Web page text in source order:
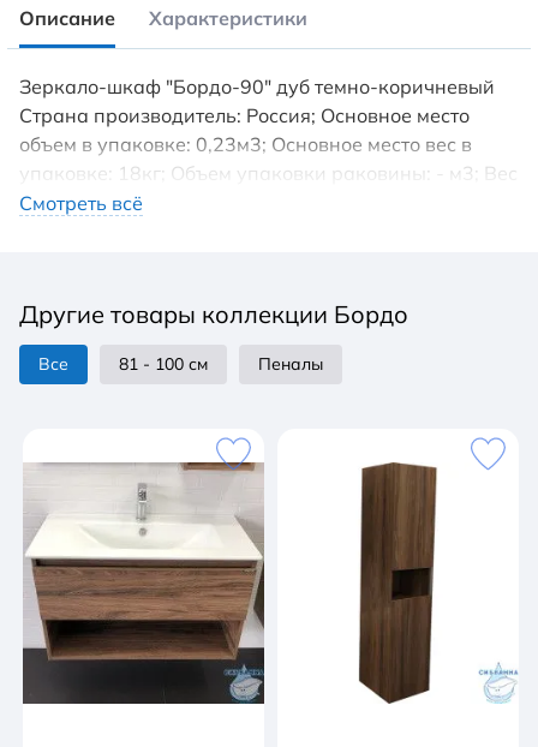
Описание Характеристики
Зеркало-шкаф "Бордо-90" дуб темно-коричневый
Страна производитель: Россия; Основное место
объем в упаковке: 0,23м3; Основное место вес в
упаковке: 18кг; Объем упаковки раковины: - м3; Вес
упаковки раковины: - кг. Зеркальное
закрывания. За дверцей две горизонтальных полки.
Зеркало-шкаф состоит из одного элемента -
зеркала со шкафчиком - поэтому универсально,
Смотреть всё
Другие товары коллекции Бордо
Все 81 - 100 см Пеналы